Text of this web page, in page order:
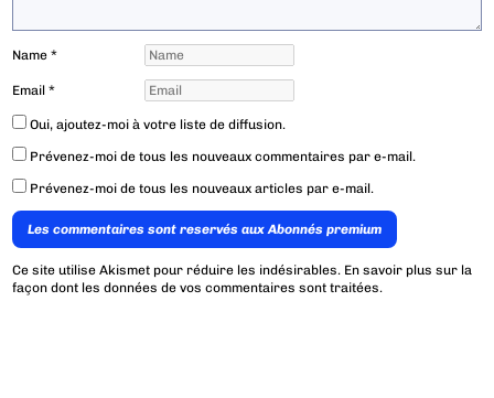
Name*
Email*
Oui, ajoutez-moi à votre liste de diffusion.
Prévenez-moi de tous les nouveaux commentaires par e-mail.
Prévenez-moi de tous les nouveaux articles par e-mail.
Les commentaires sont reservés aux Abonnés premium
Ce site utilise Akismet pour réduire les indésirables. En savoir plus sur la
façon dont les données de vos commentaires sont traitées.